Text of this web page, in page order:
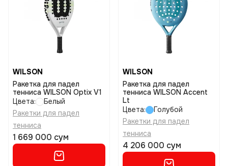
WILSON
Ракетка для падел
тенниса WILSON Optix V1
Цвета:
Белый
Ракетки для падел
тенниса
1 669 000 сум
WILSON
Ракетка для падел
тенниса WILSON Accent
Lt
Цвета:
Голубой
Ракетки для падел
тенниса
4 206 000 сум